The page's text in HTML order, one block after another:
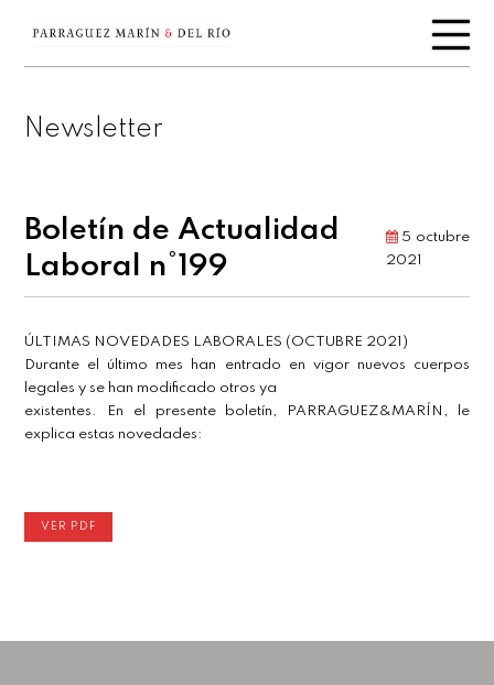
Newsletter
Boletín de Actualidad
Laboral n°199
5 octubre
2021
ÚLTIMAS NOVEDADES LABORALES (OCTUBRE 2021)
Durante el último mes han entrado en vigor nuevos cuerpos
legales y se han modificado otros ya
existentes. En el presente boletín, PARRAGUEZ&MARÍN, le
explica estas novedades:
VER PDF